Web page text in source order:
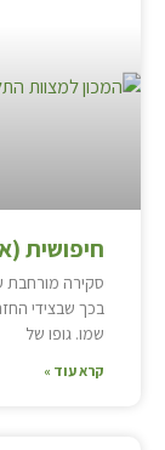
חיפושית
סקירה מורחבת
בכך שבצידי
שמו. גופו של
קרא עוד »